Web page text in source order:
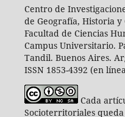
Centro de
de Geografía, Historia y
Facultad de Ciencias
Campus Universitario.
Tandil. Buenos Aires.
ISSN 1853-4392 (en
Cada
Socioterritoriales